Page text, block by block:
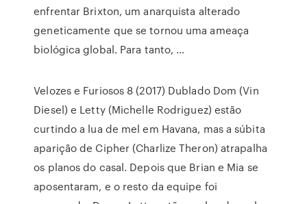
enfrentar Brixton, um anarquista alterado
geneticamente que se tornou uma ameaça
biológica global. Para tanto, …
Velozes e Furiosos 8 (2017) Dublado Dom (Vin
Diesel) e Letty (Michelle Rodriguez) estão
curtindo a lua de mel em Havana, mas a súbita
aparição de Cipher (Charlize Theron) atrapalha
os planos do casal. Depois que Brian e Mia se
aposentaram, e o resto da equipe foi